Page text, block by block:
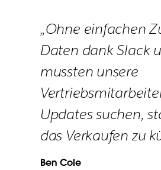
„Ohne einfachen
Daten dank Slack
mussten unsere
Updates suchen,
das Verkaufen zu
Ben Cole